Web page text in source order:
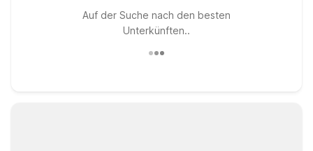
Auf der Suche nach den besten
Unterkünften..